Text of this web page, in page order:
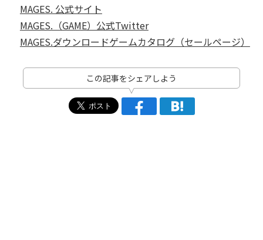
MAGES. 公式サイト
MAGES.（GAME）公式Twitter
MAGES.ダウンロードゲームカタログ（セールページ）
この記事をシェアしよう